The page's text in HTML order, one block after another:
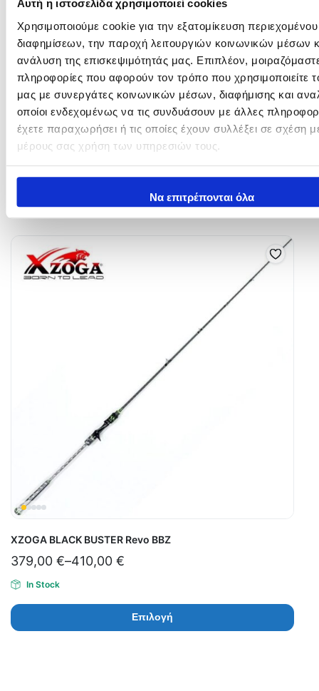
Αυτή η ιστοσελίδα χρησιμοποιεί cookies
Χρησιμοποιούμε cookie για την εξατομίκευση περιεχομένου
διαφημίσεων, την παροχή λειτουργιών κοινωνικών μέσων
ανάλυση της επισκεψιμότητάς μας. Επιπλέον,
πληροφορίες που αφορούν τον τρόπο που χρησιμοποιείτε
μας με συνεργάτες κοινωνικών μέσων, διαφήμισης και
οποίοι ενδεχομένως να τις συνδυάσουν με άλλες
έχετε παραχωρήσει ή τις οποίες έχουν συλλέξει σε σχέση
μέρους σας χρήση των υπηρεσιών τους.
Να επιτρέπονται όλα
Colmic KITA KAREI KK-
EVOLUTION
119,00 €
In Stock
Lemax STORMFIRE
160,00€
XZOGA BLACK BUSTER Revo BBZ
379,00 €–410,00 €
In Stock
Επιλογή